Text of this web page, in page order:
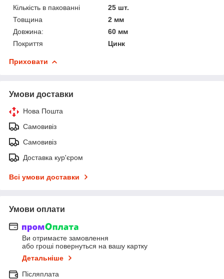
Кількість в пакованні
25 шт.
Товщина
2 мм
Довжина:
60 мм
Покриття
Цинк
Приховати
Умови доставки
Нова Пошта
Самовивіз
Самовивіз
Доставка кур'єром
Всі умови доставки
Умови оплати
Ви отримаєте замовлення
або гроші повернуться на вашу картку
Детальніше
Післяплата